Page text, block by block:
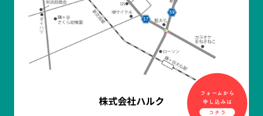
株式会社ハルク